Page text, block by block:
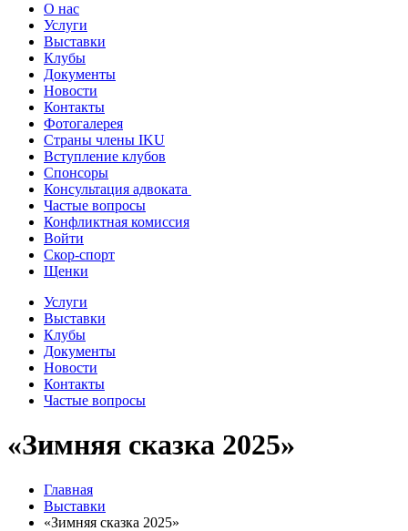
О нас
Услуги
Выставки
Клубы
Документы
Новости
Контакты
Фотогалерея
Страны члены IKU
Вступление клубов​
Спонсоры
Консультация адвоката ​
Частые вопросы
Конфликтная комиссия
Войти
Скор-спорт
Щенки
Услуги
Выставки
Клубы
Документы
Новости
Контакты
Частые вопросы
«Зимняя сказка 2025»
Главная
Выставки
«Зимняя сказка 2025»